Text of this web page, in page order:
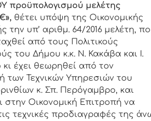
προϋπολογισμού μελέτης
θέτει υπόψη της Οικονομικής
την υπ’ αριθμ. 64/2016 μελέτη,
από τους Πολιτικούς
του Δήμου κ.κ. Ν. Κακάβα και Ι.
κι έχει θεωρηθεί από τον
των Τεχνικών Υπηρεσιών του
κ. Σπ. Περόγαμβρο, και
στην Οικονομική Επιτροπή να
τεχνικές προδιαγραφές της